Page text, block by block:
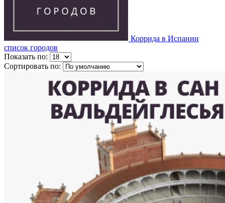
Коррида в Испании
список городов
Показать по:
Сортировать по: